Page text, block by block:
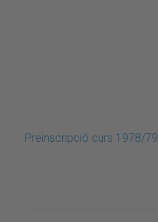
Preinscripció curs 1978/79